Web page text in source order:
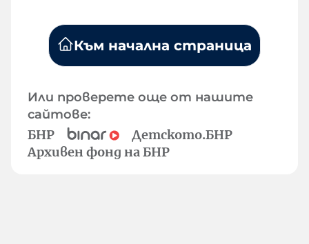
Към начална страница
Или проверете още от нашите
сайтове:
БНР
Детското.БНР
Архивен фонд на БНР